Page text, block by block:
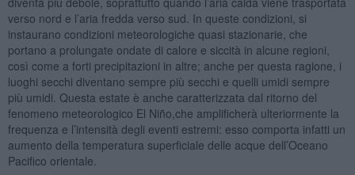
verso nord e l’aria fredda verso sud. In queste condizioni, si
instaurano condizioni meteorologiche quasi stazionarie, che
portano a prolungate ondate di calore e siccità in alcune regioni,
così come a forti precipitazioni in altre; anche per questa ragione, i
luoghi secchi diventano sempre più secchi e quelli umidi sempre
più umidi. Questa estate è anche caratterizzata dal ritorno del
fenomeno meteorologico El Niño,che amplificherà ulteriormente la
frequenza e l’intensità degli eventi estremi: esso comporta infatti un
aumento della temperatura superficiale delle acque dell’Oceano
Pacifico orientale.